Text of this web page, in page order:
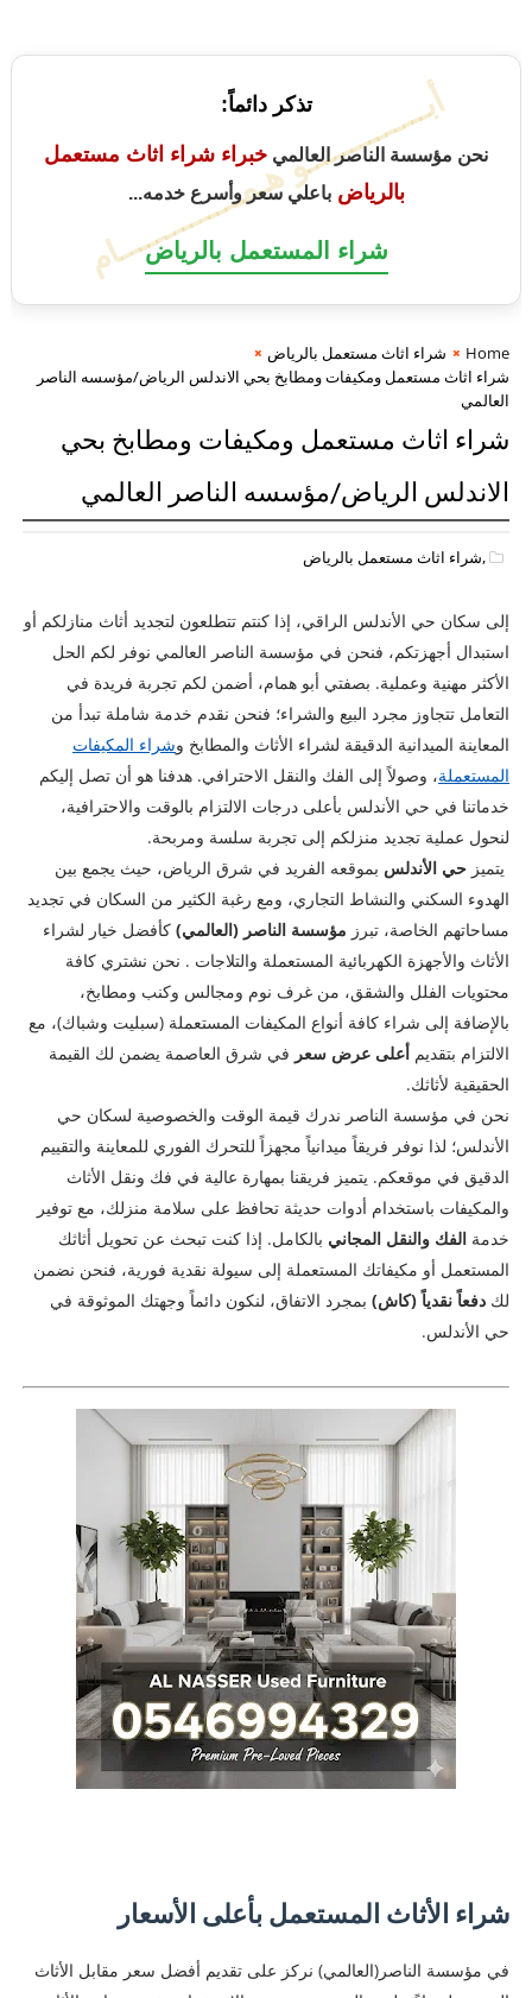
أبــــــــــــــو هـمــــــــــــــام
تذكر دائماً:
نحن مؤسسة الناصر العالمي خبراء شراء اثاث مستعمل
بالرياضباعلي سعر وأسرع خدمه...
شراء المستعمل بالرياض
Home
شراء اثاث مستعمل بالرياض
شراء اثاث مستعمل ومكيفات ومطابخ بحي الاندلس الرياض/مؤسسه الناصر
العالمي
شراء اثاث مستعمل ومكيفات ومطابخ بحي
الاندلس الرياض/مؤسسه الناصر العالمي
,شراء اثاث مستعمل بالرياض
إلى سكان حي الأندلس الراقي، إذا كنتم تتطلعون لتجديد أثاث منازلكم أو
استبدال أجهزتكم، فنحن في مؤسسة الناصر العالمي نوفر لكم الحل
الأكثر مهنية وعملية. بصفتي أبو همام، أضمن لكم تجربة فريدة في
التعامل تتجاوز مجرد البيع والشراء؛ فنحن نقدم خدمة شاملة تبدأ من
المعاينة الميدانية الدقيقة لشراء الأثاث والمطابخ وشراء المكيفات
المستعملة، وصولاً إلى الفك والنقل الاحترافي. هدفنا هو أن تصل إليكم
خدماتنا في حي الأندلس بأعلى درجات الالتزام بالوقت والاحترافية،
لنحول عملية تجديد منزلكم إلى تجربة سلسة ومربحة.
يتميز حي الأندلس بموقعه الفريد في شرق الرياض، حيث يجمع بين
الهدوء السكني والنشاط التجاري، ومع رغبة الكثير من السكان في تجديد
مساحاتهم الخاصة، تبرز مؤسسة الناصر (العالمي)كأفضل خيار لشراء
الأثاث والأجهزة الكهربائية المستعملة والتلاجات . نحن نشتري كافة
محتويات الفلل والشقق، من غرف نوم ومجالس وكنب ومطابخ،
بالإضافة إلى شراء كافة أنواع المكيفات المستعملة (سبليت وشباك)، مع
الالتزام بتقديم أعلى عرض سعر في شرق العاصمة يضمن لك القيمة
الحقيقية لأثاثك.
نحن في مؤسسة الناصر ندرك قيمة الوقت والخصوصية لسكان حي
الأندلس؛ لذا نوفر فريقاً ميدانياً مجهزاً للتحرك الفوري للمعاينة والتقييم
الدقيق في موقعكم. يتميز فريقنا بمهارة عالية في فك ونقل الأثاث
والمكيفات باستخدام أدوات حديثة تحافظ على سلامة منزلك، مع توفير
خدمة الفك والنقل المجاني بالكامل. إذا كنت تبحث عن تحويل أثاثك
المستعمل أو مكيفاتك المستعملة إلى سيولة نقدية فورية، فنحن نضمن
لك دفعاً نقدياً (كاش)بمجرد الاتفاق، لنكون دائماً وجهتك الموثوقة في
حي الأندلس.
شراء الأثاث المستعمل بأعلى الأسعار
في مؤسسة الناصر(العالمي) نركز على تقديم أفضل سعر مقابل الأثاث